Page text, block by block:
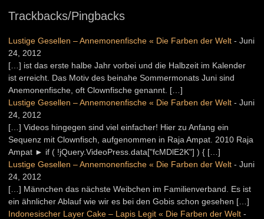
Trackbacks/Pingbacks
Lustige Gesellen – Annemonenfische « Die Farben der Welt - Juni
24, 2012
[…] ist das erste halbe Jahr vorbei und die Halbzeit im Kalender
ist erreicht. Das Motiv des beinahe Sommermonats Juni sind
Anemonenfische, oft Clownfische genannt. […]
Lustige Gesellen – Annemonenfische « Die Farben der Welt - Juni
24, 2012
[…] Videos hingegen sind viel einfacher! Hier zu Anfang ein
Sequenz mit Clownfisch, aufgenommen in Raja Ampat. 2010 Raja
Ampat ► if ( !jQuery.VideoPress.data["fcMDlE2K"] ) { […]
Lustige Gesellen – Annemonenfische « Die Farben der Welt - Juni
24, 2012
[…] Männchen das nächste Weibchen im Familienverband. Es ist
ein ähnlicher Ablauf wie wir es bei den Gobis schon gesehen […]
Indonesischer Layer Cake – Lapis Legit « Die Farben der Welt -